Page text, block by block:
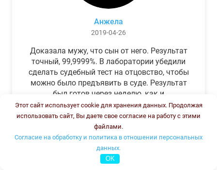
Анжела
2019-04-26
Доказала мужу, что сын от него. Результат
точный, 99,9999%. В лаборатории убедили
сделать судебный тест на отцовство, чтобы
можно было предъявить в суде. Результат
был готов через неделю, как и
обещали.Теперь муж бегает и извиняется.
Этот сайт использует cookie для хранения данных. Продолжая
использовать сайт, Вы даете свое согласие на работу с этими
файлами.
Согласие на обработку и политика в отношении персональных
данных.
OK